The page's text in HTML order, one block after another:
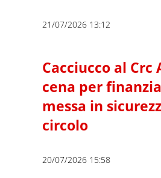
21/07/2026 13:12
Cacciucco al Crc
cena per
messa in
circolo
20/07/2026 15:58